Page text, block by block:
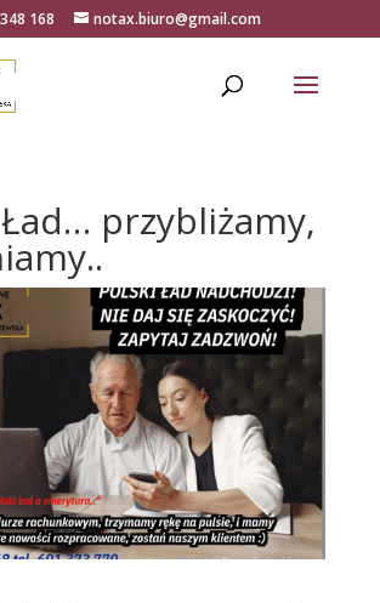
168 notax.biuro@gmail.com
przybliżamy,